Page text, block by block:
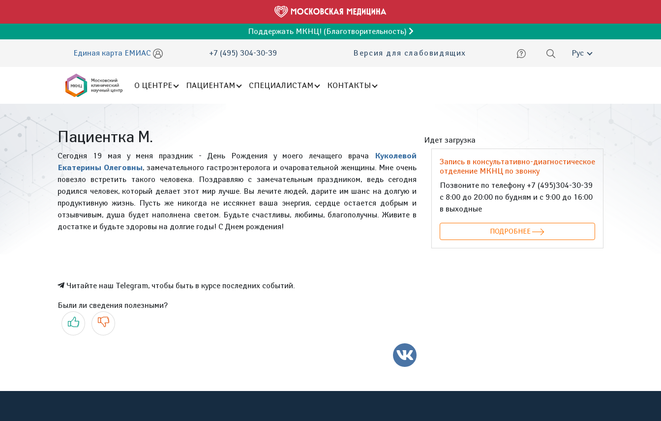
Поддержать МКНЦ! (Благотворительность)
Единая карта ЕМИАС +7 (495) 304-30-39 Версия для слабовидящих Русский
О ЦЕНТРЕ ПАЦИЕНТАМ СПЕЦИАЛИСТАМ КОНТАКТЫ
Пациентка М.
Сегодня 19 мая у меня праздник - День Рождения у моего лечащего врача
Куколевой
Екатерины Олеговны, замечательного гастроэнтеролога и очаровательной женщины. Мне очень
повезло встретить такого человека. Поздравляю с замечательным праздником, ведь сегодня
родился человек, который делает этот мир лучше. Вы лечите людей, дарите им шанс на долгую и
продуктивную жизнь. Пусть же никогда не иссякнет ваша энергия, сердце остается добрым и
отзывчивым, душа будет наполнена светом. Будьте счастливы, любимы, благополучны. Живите в
достатке и будьте здоровы на долгие годы! С Днем рождения!
Читайте наш Telegram, чтобы быть в курсе последних событий.
Были ли сведения полезными?
Да Нет
ВКонтакте
Идет загрузка
Запись в консультативно-диагностическое
отделение МКНЦ по звонку
Позвоните по телефону +7 (495)304-30-39
с 8:00 до 20:00 по будням и с 9:00 до 16:00
в выходные
ПОДРОБНЕЕ